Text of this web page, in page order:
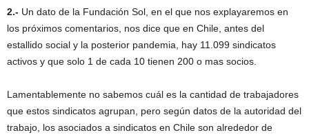
2.- Un dato de la Fundación Sol, en el que nos explayaremos en
los próximos comentarios, nos dice que en Chile, antes del
estallido social y la posterior pandemia, hay 11.099 sindicatos
activos y que solo 1 de cada 10 tienen 200 o mas socios.
Lamentablemente no sabemos cuál es la cantidad de trabajadores
que estos sindicatos agrupan, pero según datos de la autoridad del
trabajo, los asociados a sindicatos en Chile son alrededor de